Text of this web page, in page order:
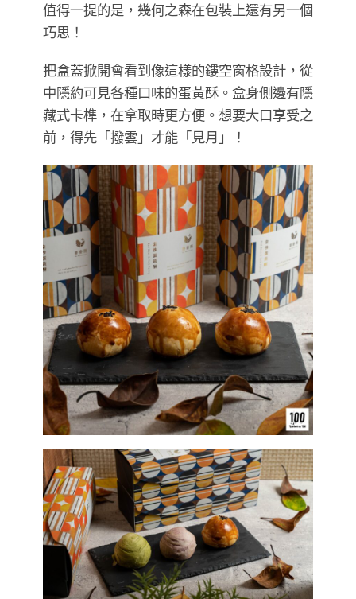
值得一提的是，幾何之森在包裝上還有另一個
巧思！
把盒蓋掀開會看到像這樣的鏤空窗格設計，從
中隱約可見各種口味的蛋黃酥。盒身側邊有隱
藏式卡榫，在拿取時更方便。想要大口享受之
前，得先「撥雲」才能「見月」！